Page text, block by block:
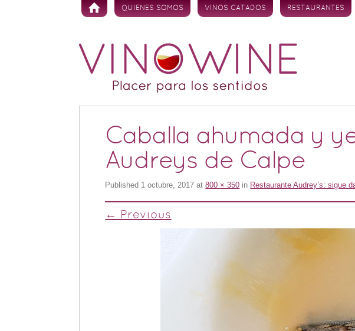
Skip to content
QUIENES SOMOS VINOS CATADOS RESTAURANTES
Caballa ahumada y
Audreys de Calpe
Published 1 octubre, 2017 at800 × 350 in Restaurante Audrey’s: sigue
← Previous